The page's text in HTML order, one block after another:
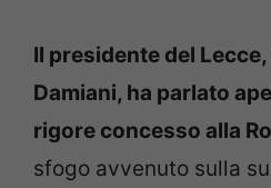
Il presidente del
Damiani, ha parlato
rigore concesso alla
sfogo avvenuto sulla